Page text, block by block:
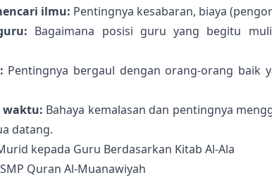
ilmu: Pentingnya kesabaran, biaya
Bagaimana posisi guru yang begitu
Pentingnya bergaul dengan orang-orang baik
waktu: Bahaya kemalasan dan pentingnya
datang.
kepada Guru Berdasarkan Kitab Al-Ala
Quran Al-Muanawiyah